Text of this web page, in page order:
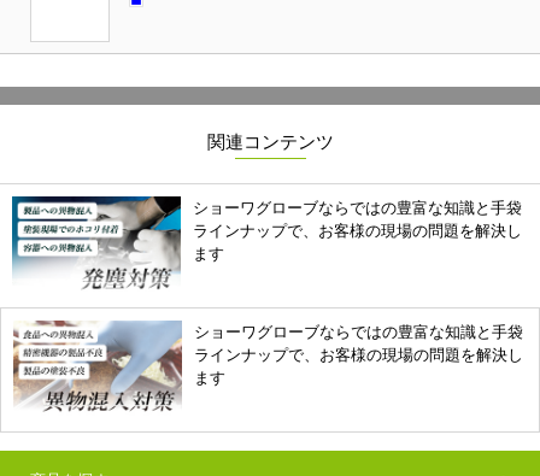
関連コンテンツ
ショーワグローブならではの豊富な知識と手袋
ラインナップで、お客様の現場の問題を解決し
ます
ショーワグローブならではの豊富な知識と手袋
ラインナップで、お客様の現場の問題を解決し
ます